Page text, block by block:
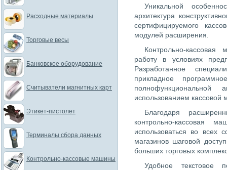
Уникальной
архитектура
сертифицируемого
модулей расширения.
Контрольно-
работу в условиях
Разработанное
прикладное
использованием
Благодаря
контрольно-кассовая
использоваться во всех
магазинов шаговой
больших торговых
Удобное текстовое
Расходные материалы
Торговые весы
Банковское оборудование
Считыватели магнитных карт
Этикет-пистолет
Терминалы сбора данных
Контрольно-кассовые машины